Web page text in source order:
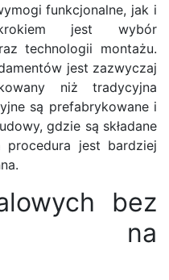
funkcjonalne, jak i
jest wybór
technologii montażu.
jest zazwyczaj
niż tradycyjna
są prefabrykowane i
gdzie są składane
procedura jest bardziej
bez
na